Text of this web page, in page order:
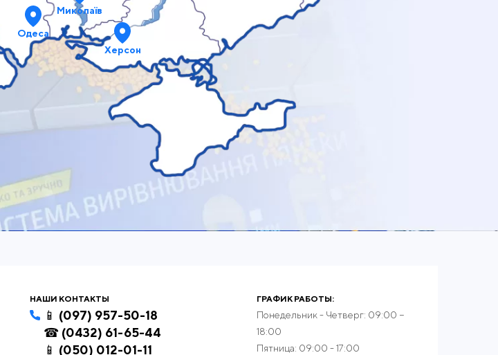
Миколаїв
Одеса
Херсон
НАШИ КОНТАКТЫ
📱 (097) 957-50-18
☎ (0432) 61-65-44
📱 (050) 012-01-11
ГРАФИК РАБОТЫ:
Понедельник - Четверг: 09:00 −
18:00
Пятница: 09:00 - 17:00